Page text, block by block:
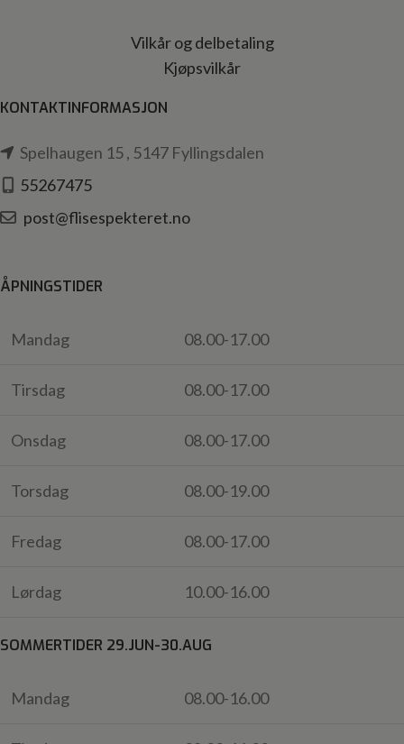
Vilkår og delbetaling
Kjøpsvilkår
KONTAKTINFORMASJON
Spelhaugen 15 , 5147 Fyllingsdalen
55267475
post@flisespekteret.no
ÅPNINGSTIDER
Mandag 08.00-17.00
Tirsdag 08.00-17.00
Onsdag 08.00-17.00
Torsdag 08.00-19.00
Fredag 08.00-17.00
Lørdag 10.00-16.00
SOMMERTIDER 29.JUN-30.AUG
Mandag 08.00-16.00